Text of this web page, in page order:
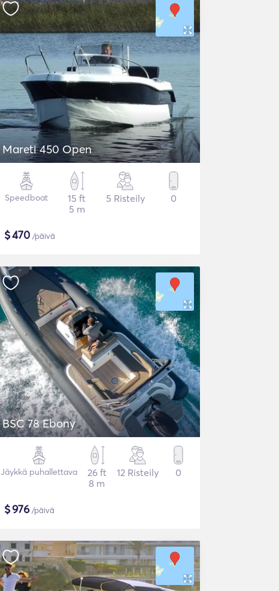
Mareti 450 Open
Speedboat
15 ft
5 m
5 Risteily 0
$470 /päivä
BSC 78 Ebony
Jäykkä puhallettava
26 ft
8 m
12 Risteily 0
$976/päivä